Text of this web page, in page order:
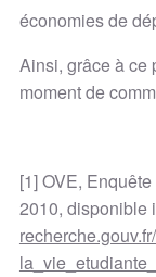
économies de
Ainsi, grâce à ce
moment de
[1] OVE,
2010, disponible